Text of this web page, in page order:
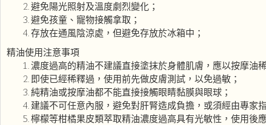
避免陽光照射及溫度劇烈變化；
避免孩童、寵物接觸拿取；
存放在通風陰涼處，但避免存放於冰箱中；
精油使用注意事項
濃度過高的精油不建議直接塗抹於身體肌膚，應以按摩油稀
即使已經稀釋過，使用前先做皮膚測試，以免過敏；
純精油或按摩油都不能直接接觸眼睛黏膜與眼球；
建議不可任意內服，避免對肝腎造成負擔，或須經由專家
檸檬等柑橘果皮類萃取精油濃度過高具有光敏性，使用後